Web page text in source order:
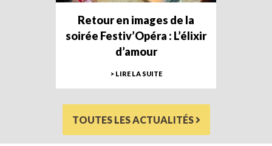
Retour en images de la
soirée Festiv’Opéra : L’élixir
d’amour
> LIRE LA SUITE
TOUTES LES ACTUALITÉS